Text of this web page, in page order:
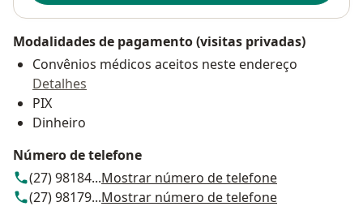
Modalidades de pagamento (visitas privadas)
Convênios médicos aceitos neste endereço
Detalhes
PIX
Dinheiro
Número de telefone
(27) 98184...Mostrar número de telefone
(27) 98179...Mostrar número de telefone